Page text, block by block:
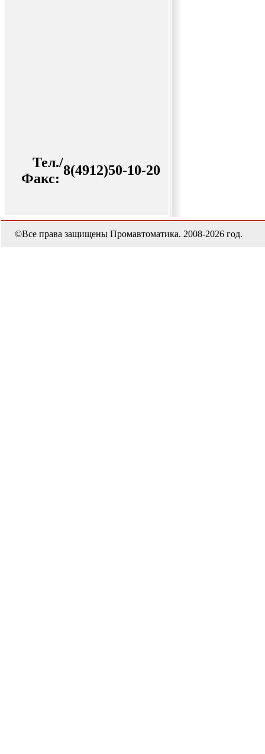
Тел./
Факс:
8(4912)50-10-20
©Все права защищены Промавтоматика. 2008-2026 год.